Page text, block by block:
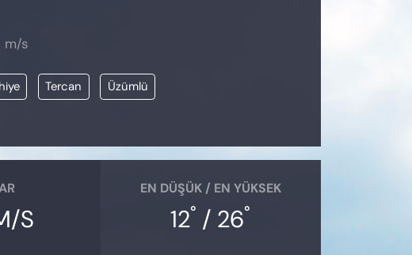
m/s
Tercan Üzümlü
S
EN DÜŞÜK / EN YÜKSEK
12° / 26°